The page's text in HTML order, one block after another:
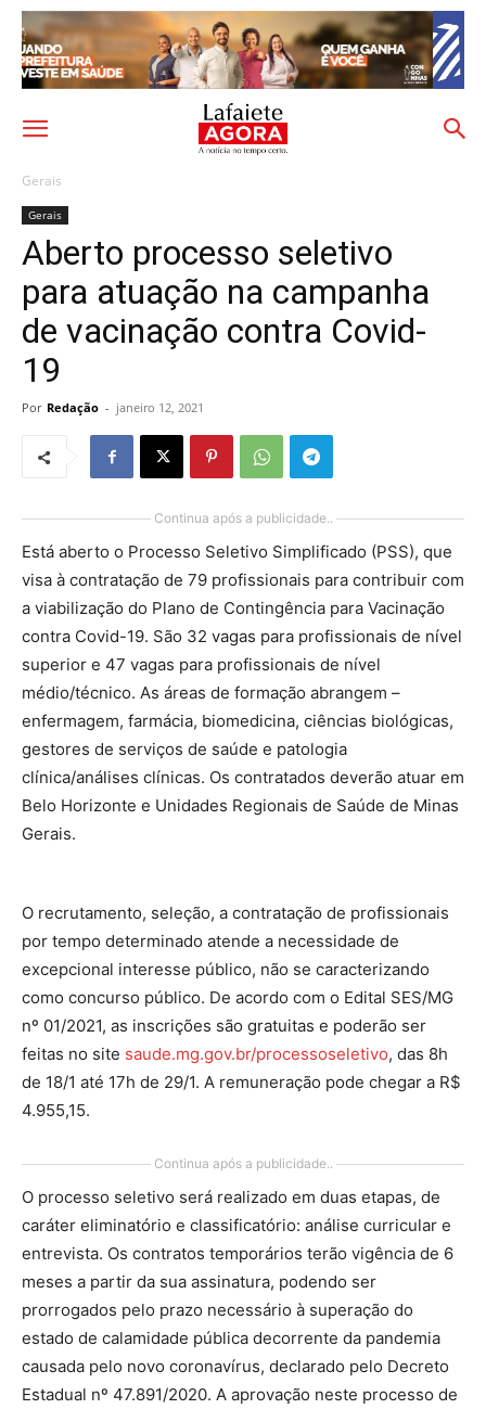
Gerais
Gerais
Aberto processo seletivo
para atuação na campanha
de vacinação contra Covid-
19
Por Redação - janeiro 12, 2021
Continua após a publicidade..
Está aberto o Processo Seletivo Simplificado (PSS), que
visa à contratação de 79 profissionais para contribuir com
a viabilização do Plano de Contingência para Vacinação
contra Covid-19. São 32 vagas para profissionais de nível
superior e 47 vagas para profissionais de nível
médio/técnico. As áreas de formação abrangem –
enfermagem, farmácia, biomedicina, ciências biológicas,
gestores de serviços de saúde e patologia
clínica/análises clínicas. Os contratados deverão atuar em
Belo Horizonte e Unidades Regionais de Saúde de Minas
Gerais.
O recrutamento, seleção, a contratação de profissionais
por tempo determinado atende a necessidade de
excepcional interesse público, não se caracterizando
como concurso público. De acordo com o Edital SES/MG
nº 01/2021, as inscrições são gratuitas e poderão ser
feitas no site saude.mg.gov.br/processoseletivo, das 8h
de 18/1 até 17h de 29/1. A remuneração pode chegar a R$
4.955,15.
Continua após a publicidade..
O processo seletivo será realizado em duas etapas, de
caráter eliminatório e classificatório: análise curricular e
entrevista. Os contratos temporários terão vigência de 6
meses a partir da sua assinatura, podendo ser
prorrogados pelo prazo necessário à superação do
estado de calamidade pública decorrente da pandemia
causada pelo novo coronavírus, declarado pelo Decreto
Estadual nº 47.891/2020. A aprovação neste processo de